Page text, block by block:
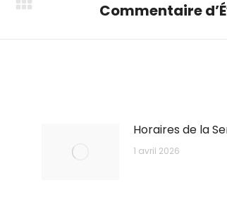
Commentaire
Horaires de la
1 avril 2026